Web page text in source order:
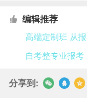
编辑推荐
高端定制班 从
自考整专业报
分享到: